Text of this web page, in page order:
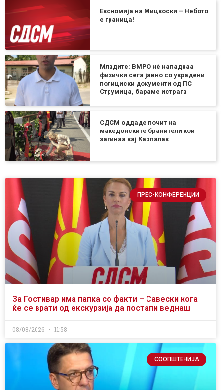
Економија на Мицкоски – Небото
е граница!
Младите: ВМРО нè нападнаа
физички сега јавно со украдени
полициски документи од ПС
Струмица, бараме истрага
СДСМ оддаде почит на
македонските бранители кои
загинаа кај Карпалак
ПРЕС-КОНФЕРЕНЦИИ
За Гостивар има папка со факти – Савески кога
ќе се врати од екскурзија да постапи веднаш
08/08/2026 11:58
СООПШТЕНИЈА